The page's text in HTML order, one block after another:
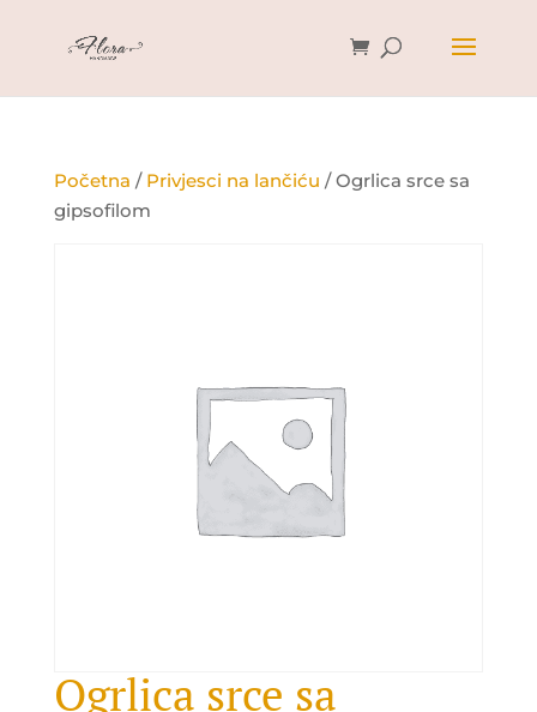
Početna / Privjesci na lančiću / Ogrlica srce sa
gipsofilom
Ogrlica srce sa